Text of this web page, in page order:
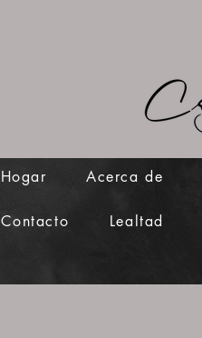
Hogar Acerca de
Contacto Lealtad